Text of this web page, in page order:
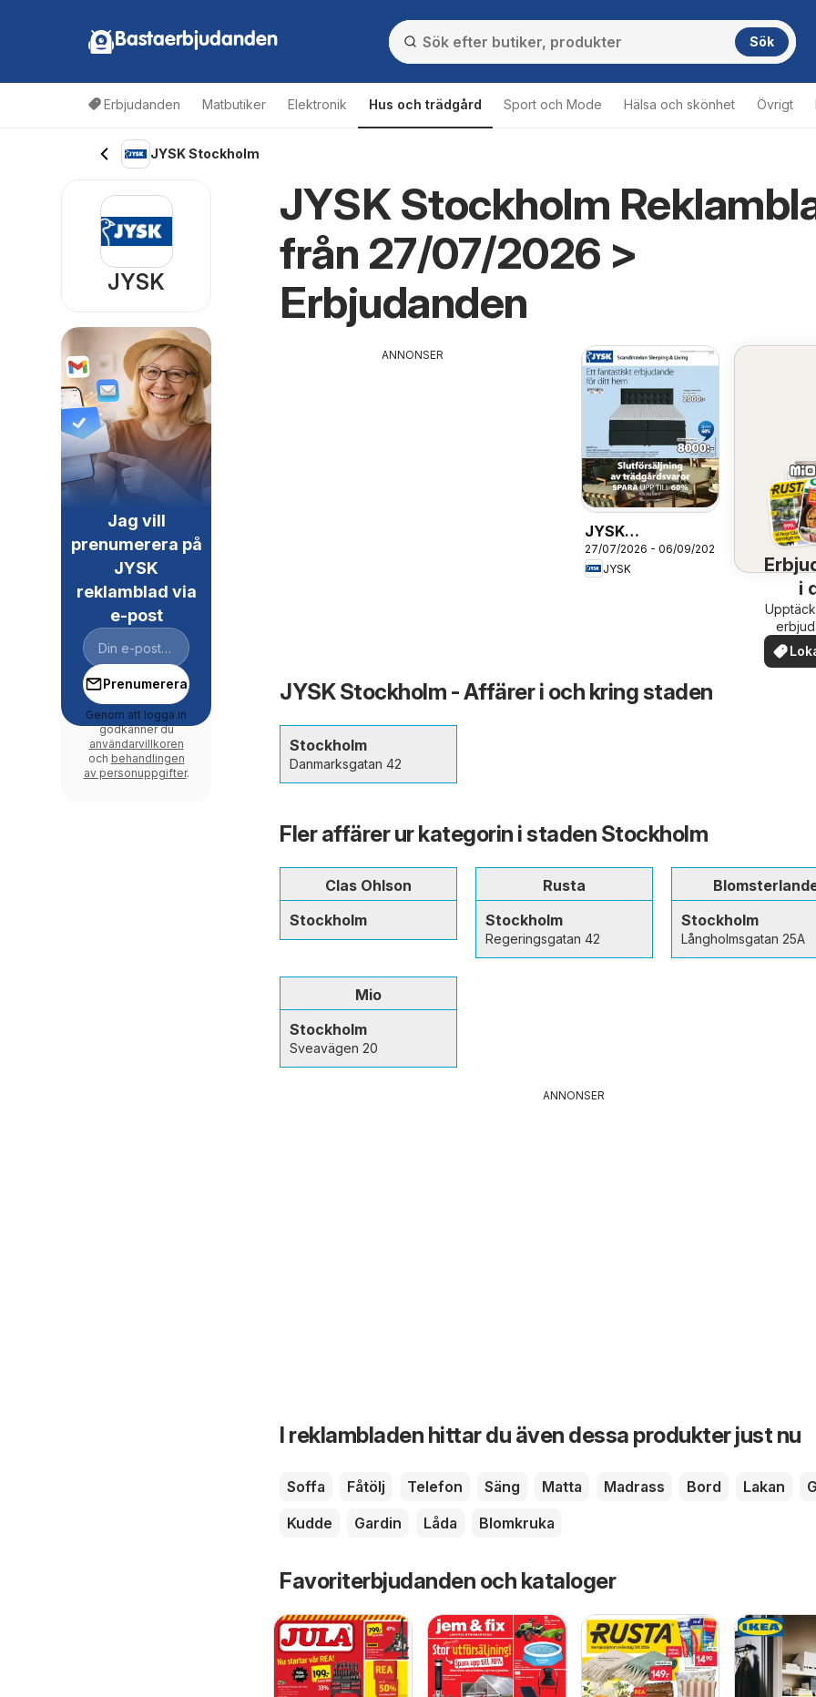
Bastaerbjudanden Sök
Erbjudanden Matbutiker Elektronik Hus och trädgård Sport och Mode Hälsa och skönhet Övrigt
JYSK Stockholm
JYSK Stockholm
från 27/07/2026 >
Erbjudanden
ANNONSER
JYSK
erbjudanden
27/07/2026 - 06/09/2026
JYSK
i
JYSK Stockholm - Affärer i och kring staden
Stockholm
Danmarksgatan 42
Fler affärer ur kategorin i staden Stockholm
Clas Ohlson
Stockholm
Rusta
Stockholm
Regeringsgatan 42
Stockholm
Långholmsgatan 25A
Mio
Stockholm
Sveavägen 20
ANNONSER
I reklambladen hittar du även dessa produkter just nu
Soffa Fåtölj Telefon Säng Matta Madrass Bord Lakan
Kudde
Gardin Låda Blomkruka
Favoriterbjudanden och kataloger
JYSK
Jag vill
prenumerera på
JYSK
reklamblad via
e-post
Prenumerera
Genom att logga in
godkänner du
användarvillkoren
och behandlingen
av personuppgifter.